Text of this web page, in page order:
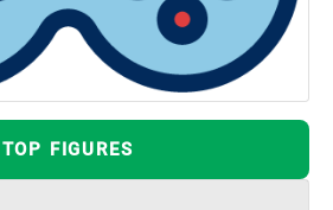
TOP FIGURES